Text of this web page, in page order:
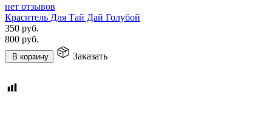
нет отзывов
Краситель Для Тай Дай Голубой
350 руб.
800 руб.
В корзину Заказать